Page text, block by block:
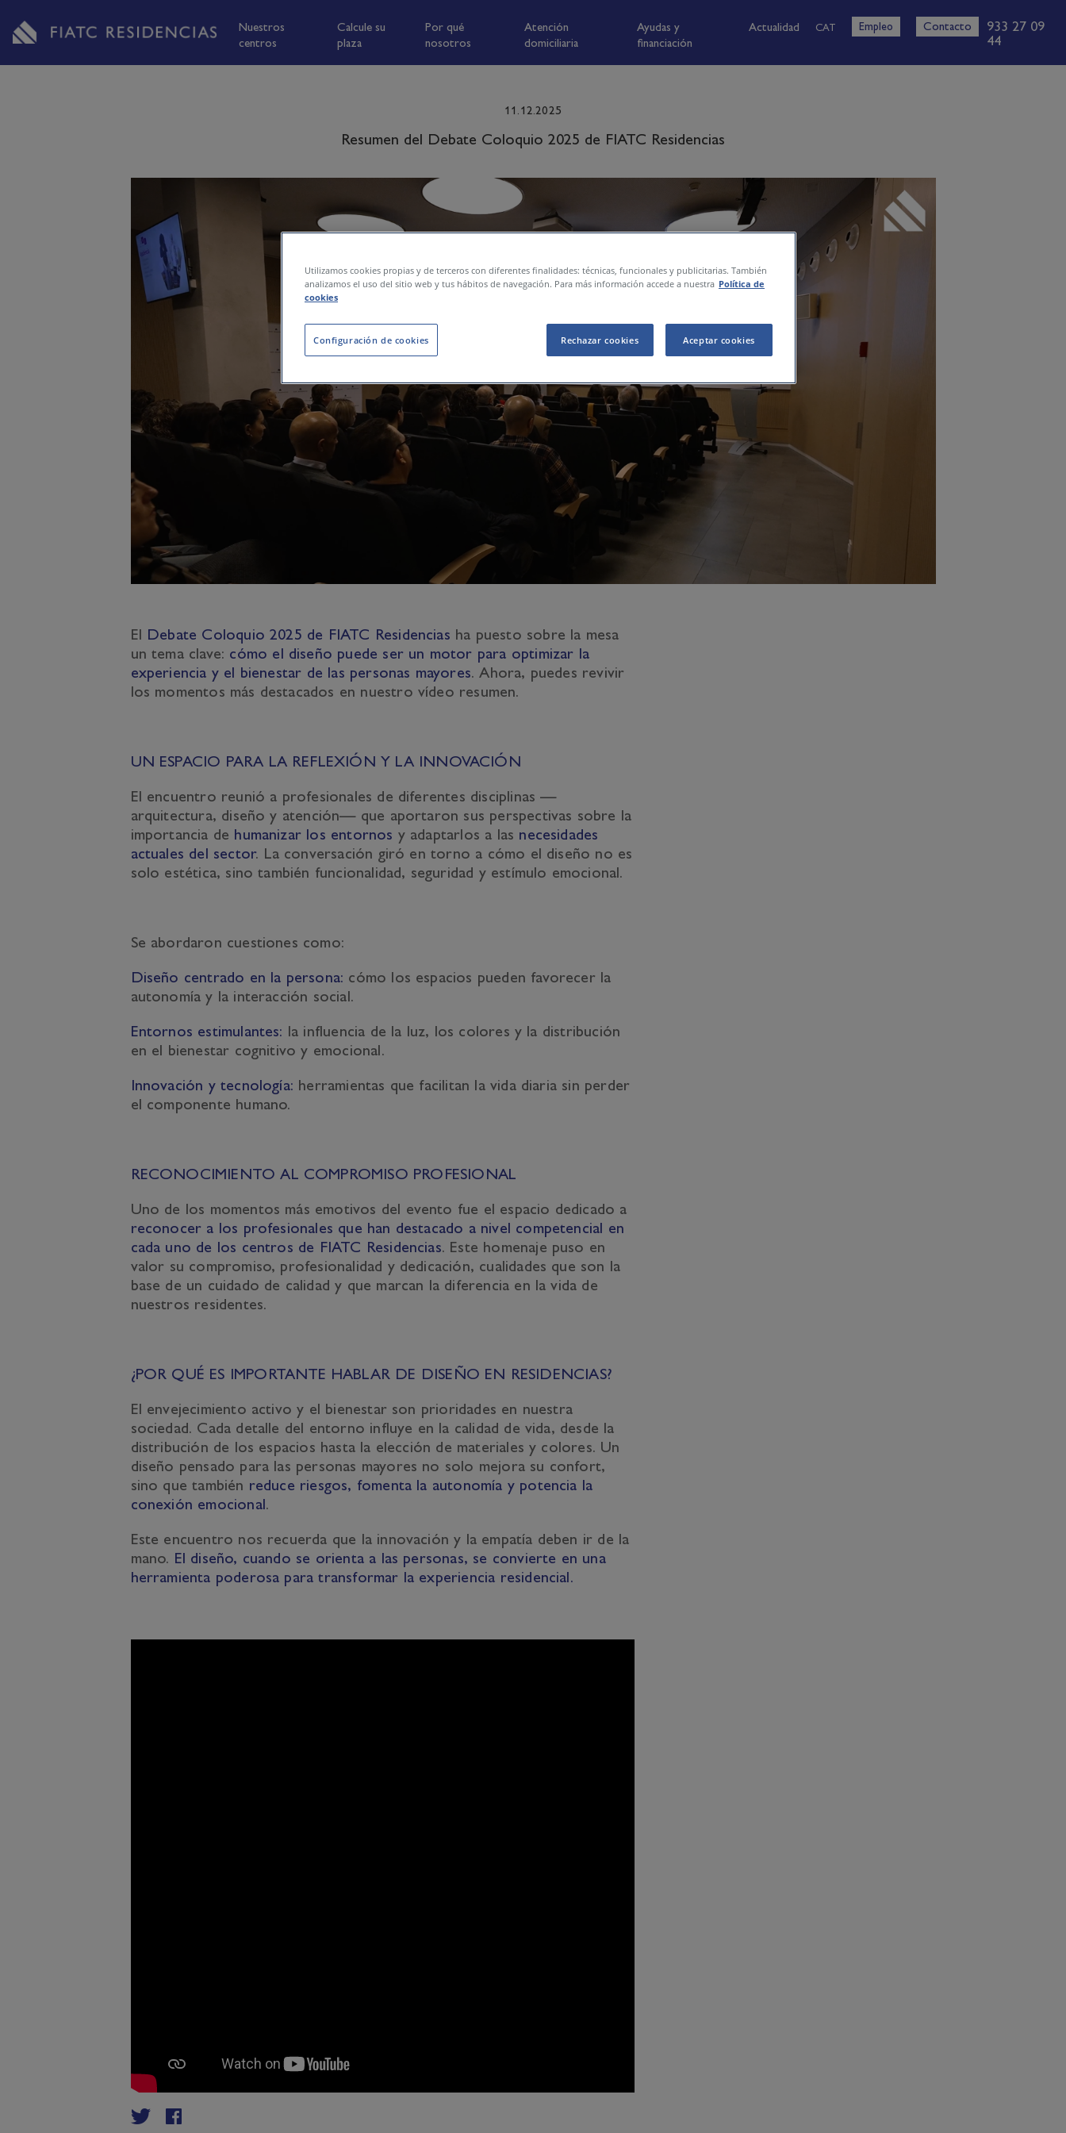
Nuestros
centros
Calcule su
plaza
Por qué
nosotros
Atención
domiciliaria
Ayudas y
financiación
Actualidad CAT Empleo Contacto
933 27 09
44
11.12.2025
Resumen del Debate Coloquio 2025 de FIATC Residencias
El Debate Coloquio 2025 de FIATC Residencias ha puesto sobre la mesa
un tema clave: cómo el diseño puede ser un motor para optimizar la
experiencia y el bienestar de las personas mayores. Ahora, puedes revivir
los momentos más destacados en nuestro vídeo resumen.
UN ESPACIO PARA LA REFLEXIÓN Y LA INNOVACIÓN
El encuentro reunió a profesionales de diferentes disciplinas —
arquitectura, diseño y atención— que aportaron sus perspectivas sobre la
importancia de humanizar los entornos y adaptarlos a las necesidades
actuales del sector. La conversación giró en torno a cómo el diseño no es
solo estética, sino también funcionalidad, seguridad y estímulo emocional.
Se abordaron cuestiones como:
Diseño centrado en la persona: cómo los espacios pueden favorecer la
autonomía y la interacción social.
Entornos estimulantes: la influencia de la luz, los colores y la distribución
en el bienestar cognitivo y emocional.
Innovación y tecnología: herramientas que facilitan la vida diaria sin perder
el componente humano.
RECONOCIMIENTO AL COMPROMISO PROFESIONAL
Uno de los momentos más emotivos del evento fue el espacio dedicado a
reconocer a los profesionales que han destacado a nivel competencial en
cada uno de los centros de FIATC Residencias. Este homenaje puso en
valor su compromiso, profesionalidad y dedicación, cualidades que son la
base de un cuidado de calidad y que marcan la diferencia en la vida de
nuestros residentes.
¿POR QUÉ ES IMPORTANTE HABLAR DE DISEÑO EN RESIDENCIAS?
El envejecimiento activo y el bienestar son prioridades en nuestra
sociedad. Cada detalle del entorno influye en la calidad de vida, desde la
distribución de los espacios hasta la elección de materiales y colores. Un
diseño pensado para las personas mayores no solo mejora su confort,
sino que también reduce riesgos, fomenta la autonomía y potencia la
conexión emocional.
Este encuentro nos recuerda que la innovación y la empatía deben ir de la
mano. El diseño, cuando se orienta a las personas, se convierte en una
herramienta poderosa para transformar la experiencia residencial.
Utilizamos cookies propias y de terceros con diferentes finalidades: técnicas, funcionales y publicitarias. También
analizamos el uso del sitio web y tus hábitos de navegación. Para más información accede a nuestra Política de
cookies
Configuración de cookies Rechazar cookies Aceptar cookies